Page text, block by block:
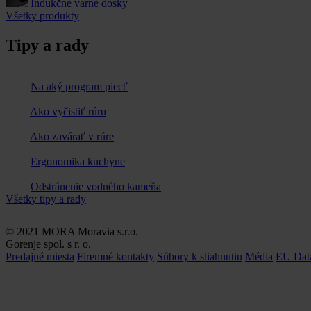
Indukčné varné dosky
Všetky produkty
Tipy a rady
Na aký program piecť
Ako vyčistiť rúru
Ako zavárať v rúre
Ergonomika kuchyne
Odstránenie vodného kameňa
Všetky tipy a rady
© 2021 MORA Moravia s.r.o.
Gorenje spol. s r. o.
Predajné miesta Firemné kontakty Súbory k stiahnutiu Média EU